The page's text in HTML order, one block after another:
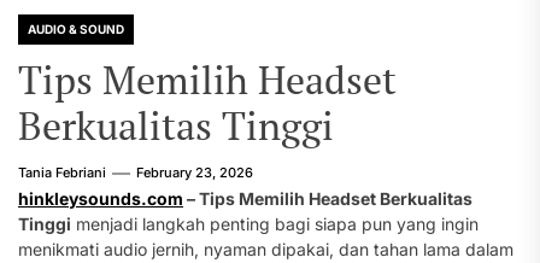
AUDIO & SOUND
Tips Memilih Headset
Berkualitas Tinggi
Tania Febriani February 23, 2026
hinkleysounds.com – Tips Memilih Headset Berkualitas
Tinggi menjadi langkah penting bagi siapa pun yang ingin
menikmati audio jernih, nyaman dipakai, dan tahan lama dalam